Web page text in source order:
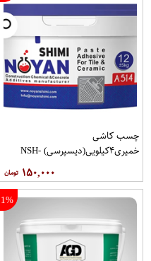
چسب کاشی
خمیری۴کیلویی(دیسپرسی) NSH-
۱۵۰,۰۰۰
1%